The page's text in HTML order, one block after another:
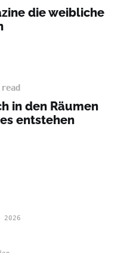
die weibliche
in den Räumen
entstehen